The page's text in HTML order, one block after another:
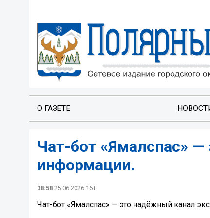
О ГАЗЕТЕ
Чат-бот «Ямалспас»
информации.
08:58 25.06.2026 16+
Чат-бот «Ямалспас» — это надёжный канал